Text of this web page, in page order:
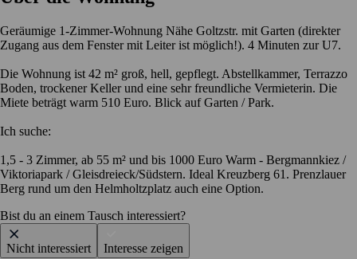
Geräumige 1-Zimmer-Wohnung Nähe Goltzstr. mit Garten (direkter
Zugang aus dem Fenster mit Leiter ist möglich!). 4 Minuten zur U7.
Die Wohnung ist 42 m² groß, hell, gepflegt. Abstellkammer, Terrazzo
Boden, trockener Keller und eine sehr freundliche Vermieterin. Die
Miete beträgt warm 510 Euro. Blick auf Garten / Park.
Ich suche:
1,5 - 3 Zimmer, ab 55 m² und bis 1000 Euro Warm - Bergmannkiez /
Viktoriapark / Gleisdreieck/Südstern. Ideal Kreuzberg 61. Prenzlauer
Berg rund um den Helmholtzplatz auch eine Option.
Bist du an einem Tausch interessiert?
Nicht interessiert Interesse zeigen